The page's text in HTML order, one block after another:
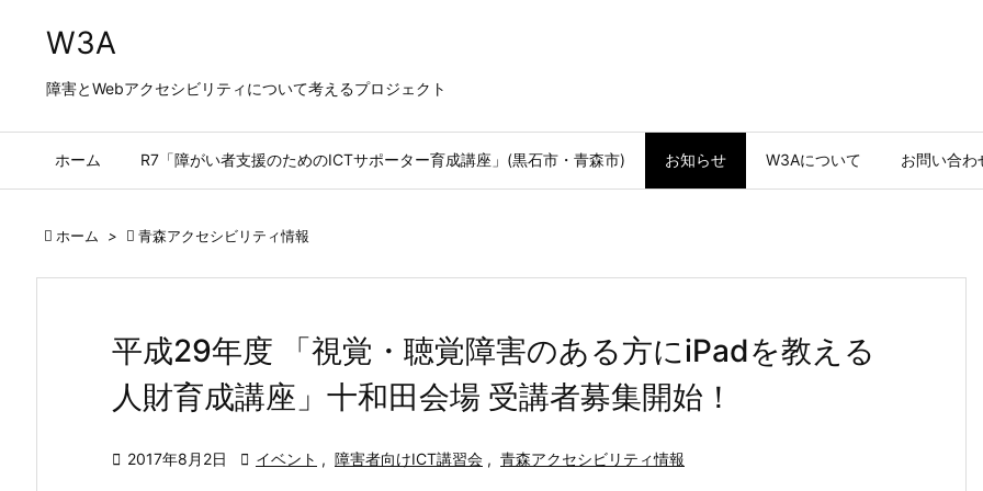
W3A
障害とWebアクセシビリティについて考えるプロジェクト
ホーム R7「障がい者支援のためのICTサポーター育成講座」(黒石市・青森市) お知らせ W3Aについて お問い合わ
 ホーム >  青森アクセシビリティ情報
平成29年度 「視覚・聴覚障害のある方にiPadを教える
人財育成講座」十和田会場 受講者募集開始！
 2017年8月2日  イベント , 障害者向けICT講習会 , 青森アクセシビリティ情報